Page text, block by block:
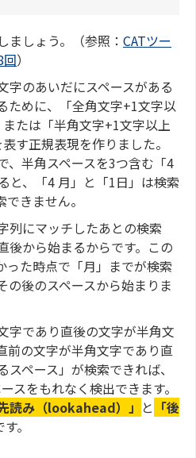
ましょう。（参照： CATツー
）
字のあいだにスペースがある
ために、「全角文字+1文字以
たは「半角文字+1文字以上
す正規表現を作りました。
、半角スペースを3つ含む「4
と、「4 月」と「1日」は検索
きません。
列にマッチしたあとの検索
後から始まるからです。この
った時点で「月」までが検索
の後のスペースから始まりま
字であり直後の文字が半角文
前の文字が半角文字であり直
ペース」が検索できれば、
スをもれなく検出できます。
先読み（lookahead）」 と 「後
。